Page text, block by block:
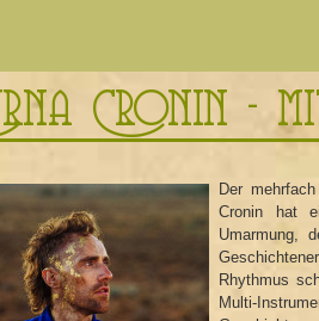
Cronin -
Der
Cronin hat
Umarmung,
Rhythmus
Multi-